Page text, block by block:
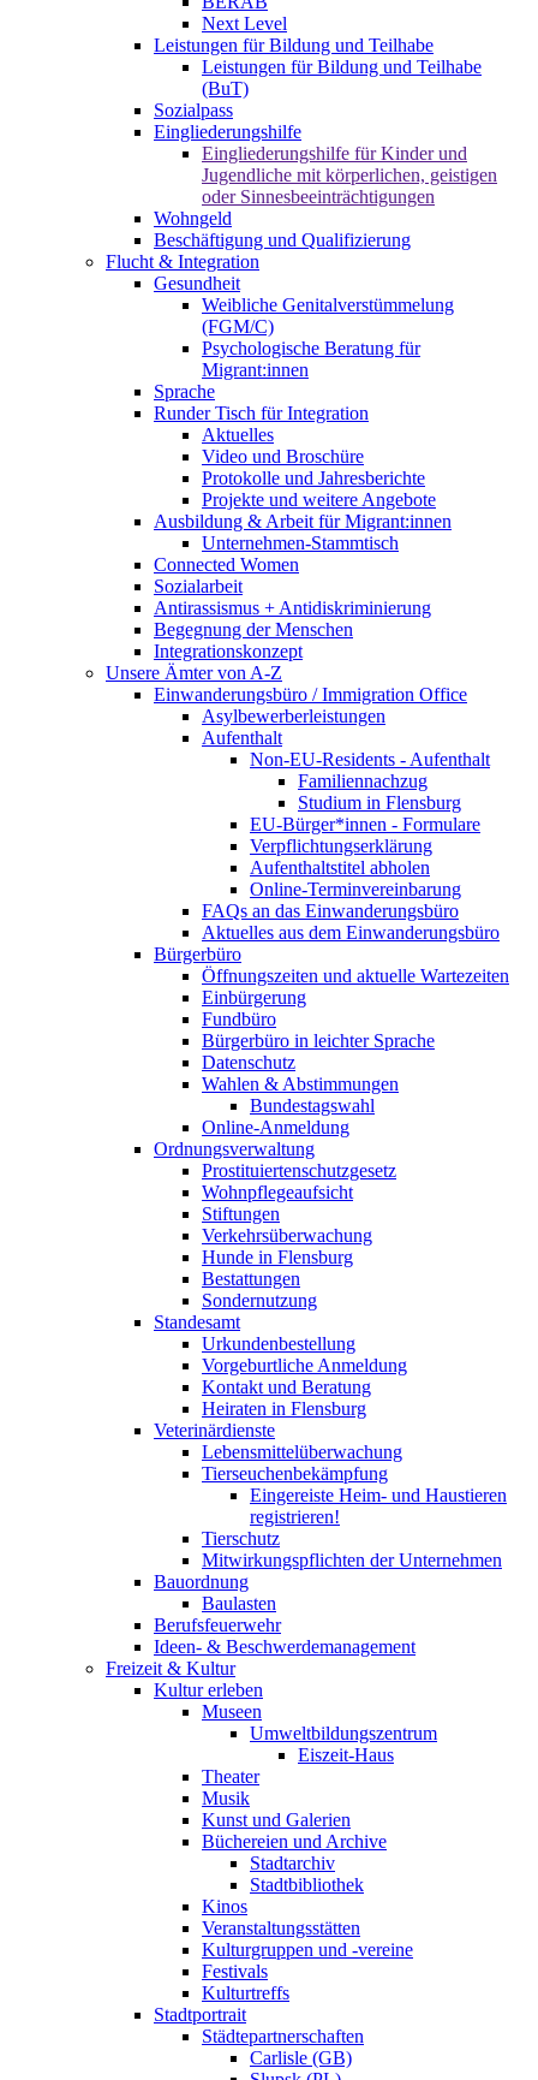
Next Level
Leistungen für Bildung und Teilhabe
Leistungen für Bildung und Teilhabe
(BuT)
Sozialpass
Eingliederungshilfe
Eingliederungshilfe für Kinder und
Jugendliche mit körperlichen, geistigen
oder Sinnesbeeinträchtigungen
Wohngeld
Beschäftigung und Qualifizierung
Flucht & Integration
Gesundheit
Weibliche Genitalverstümmelung
(FGM/C)
Psychologische Beratung für
Migrant:innen
Sprache
Runder Tisch für Integration
Aktuelles
Video und Broschüre
Protokolle und Jahresberichte
Projekte und weitere Angebote
Ausbildung & Arbeit für Migrant:innen
Unternehmen-Stammtisch
Connected Women
Sozialarbeit
Antirassismus + Antidiskriminierung
Begegnung der Menschen
Integrationskonzept
Unsere Ämter von A-Z
Einwanderungsbüro / Immigration Office
Asylbewerberleistungen
Aufenthalt
Non-EU-Residents - Aufenthalt
Familiennachzug
Studium in Flensburg
EU-Bürger*innen - Formulare
Verpflichtungserklärung
Aufenthaltstitel abholen
Online-Terminvereinbarung
FAQs an das Einwanderungsbüro
Aktuelles aus dem Einwanderungsbüro
Bürgerbüro
Öffnungszeiten und aktuelle Wartezeiten
Einbürgerung
Fundbüro
Bürgerbüro in leichter Sprache
Datenschutz
Wahlen & Abstimmungen
Bundestagswahl
Online-Anmeldung
Ordnungsverwaltung
Prostituiertenschutzgesetz
Wohnpflegeaufsicht
Stiftungen
Verkehrsüberwachung
Hunde in Flensburg
Bestattungen
Sondernutzung
Standesamt
Urkundenbestellung
Vorgeburtliche Anmeldung
Kontakt und Beratung
Heiraten in Flensburg
Veterinärdienste
Lebensmittelüberwachung
Tierseuchenbekämpfung
Eingereiste Heim- und Haustieren
registrieren!
Tierschutz
Mitwirkungspflichten der Unternehmen
Bauordnung
Baulasten
Berufsfeuerwehr
Ideen- & Beschwerdemanagement
Freizeit & Kultur
Kultur erleben
Museen
Umweltbildungszentrum
Eiszeit-Haus
Theater
Musik
Kunst und Galerien
Büchereien und Archive
Stadtarchiv
Stadtbibliothek
Kinos
Veranstaltungsstätten
Kulturgruppen und -vereine
Festivals
Kulturtreffs
Stadtportrait
Städtepartnerschaften
Carlisle (GB)